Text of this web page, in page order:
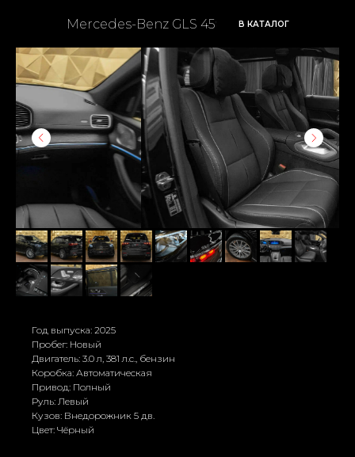
Mercedes-Benz GLS 450 В КАТАЛОГ
Год выпуска: 2025
Пробег: Новый
Двигатель: 3.0 л, 381 л.с., бензин
Коробка: Автоматическая
Привод: Полный
Руль: Левый
Кузов: Внедорожник 5 дв.
Цвет: Чёрный